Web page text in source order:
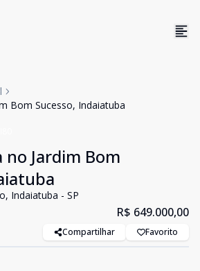
Bom Sucesso, Indaiatuba
no Jardim Bom
Indaiatuba - SP
R$ 649.000,00
Compartilhar Favorito